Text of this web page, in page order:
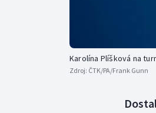
Karolína Plíšková na
Zdroj: ČTK/PA/Frank Gunn